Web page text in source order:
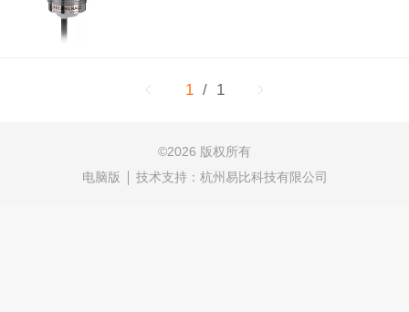
1 / 1
©2026 版权所有
电脑版
技术支持： 杭州易比科技有限公司